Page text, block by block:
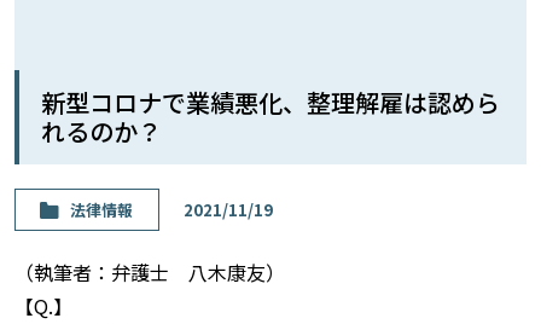
新型コロナで業績悪化、整理解雇は認めら
れるのか？
法律情報 2021/11/19
（執筆者：弁護士 八木康友）
【Q.】